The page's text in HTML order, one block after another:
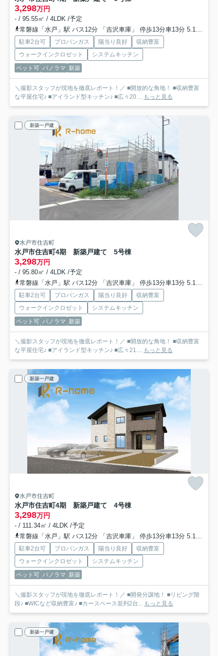
3,298万円
- / 95.55㎡ / 4LDK /予定
常磐線「水戸」駅 バス12分 「吉沢車庫」 停歩13分車13分 5.1km
駐車2台可 プロパンガス 陽当り良好
収納豊富
ウォークインクロゼット
システムキッチン
ペット可 パノラマ 新築
＼撮影スタッフが現地を徹底レポート！／ ■開放的な角地！ ■収納豊富
な平屋住宅♪ ■アイランド型キッチン♪ ■広々20....
もっと見る
新築一戸建
水戸市住吉町
水戸市住吉町4期 新築戸建て 5号棟
3,298万円
- / 95.80㎡ / 4LDK /予定
常磐線「水戸」駅 バス12分 「吉沢車庫」 停歩13分車13分 5.1km
駐車2台可 プロパンガス 陽当り良好
収納豊富
ウォークインクロゼット
システムキッチン
ペット可 パノラマ 新築
＼撮影スタッフが現地を徹底レポート！／ ■開放的な角地！ ■収納豊富
な平屋住宅♪ ■アイランド型キッチン♪ ■広々21....
もっと見る
新築一戸建
水戸市住吉町
水戸市住吉町4期 新築戸建て 4号棟
3,298万円
- / 111.34㎡ / 4LDK /予定
常磐線「水戸」駅 バス12分 「吉沢車庫」 停歩13分車13分 5.1km
駐車2台可 プロパンガス 陽当り良好
収納豊富
ウォークインクロゼット
システムキッチン
ペット可 パノラマ 新築
＼撮影スタッフが現地を徹底レポート！／ ■開発分譲地！ ■リビング階
段♪ ■WICなど収納豊富♪ ■カースペース並列2台...
もっと見る
新築一戸建